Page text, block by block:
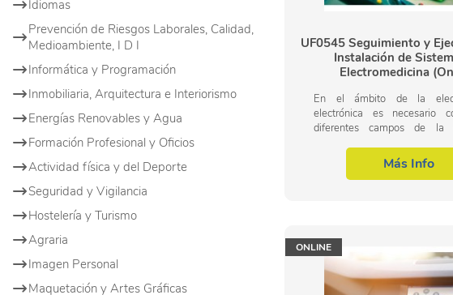
Idiomas
Prevención de Riesgos Laborales, Calidad,
Medioambiente, I D I
Informática y Programación
Inmobiliaria, Arquitectura e Interiorismo
Energías Renovables y Agua
Formación Profesional y Oficios
Actividad física y del Deporte
Seguridad y Vigilancia
Hostelería y Turismo
Agraria
Imagen Personal
Maquetación y Artes Gráficas
UF0545 Seguimiento y
Instalación de
Electromedicina
En el ámbito de la
electrónica es necesario
diferentes campos de la
mantenimiento de
electromedicina, dentro del...
Más Info
ONLINE